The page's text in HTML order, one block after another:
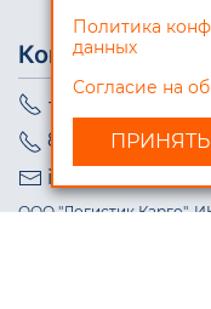
Контакты
+7 (495) 723-10-
8 (800) 550-08-99
info@logistic-
ООО "Логистик Карго",
Политика
данных
Согласие на